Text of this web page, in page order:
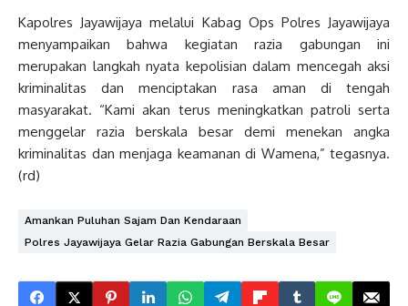
Kapolres Jayawijaya melalui Kabag Ops Polres Jayawijaya
menyampaikan bahwa kegiatan razia gabungan ini
merupakan langkah nyata kepolisian dalam mencegah aksi
kriminalitas dan menciptakan rasa aman di tengah
masyarakat. “Kami akan terus meningkatkan patroli serta
menggelar razia berskala besar demi menekan angka
kriminalitas dan menjaga keamanan di Wamena,” tegasnya.
(rd)
Amankan Puluhan Sajam Dan Kendaraan
Polres Jayawijaya Gelar Razia Gabungan Berskala Besar